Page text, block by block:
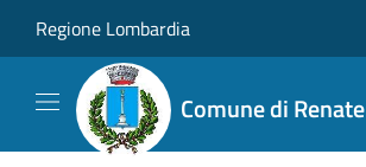
Regione Lombardia
Comune di Renate